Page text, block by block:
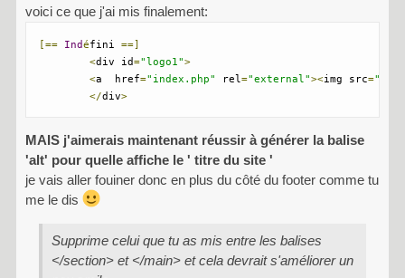
voici ce que j'ai mis finalement:
[== Indéfini ==]
<div id="logo1">
<a  href="index.php" rel ="external"><img src=
</div>
MAIS j'aimerais maintenant réussir à générer la balise
'alt' pour quelle affiche le ' titre du site '
je vais aller fouiner donc en plus du côté du footer comme tu
me le dis
Supprime celui que tu as mis entre les balises
</section> et </main> et cela devrait s'améliorer un